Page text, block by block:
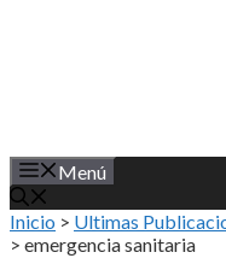
Menú
Inicio > Ultimas
> emergencia sanitaria